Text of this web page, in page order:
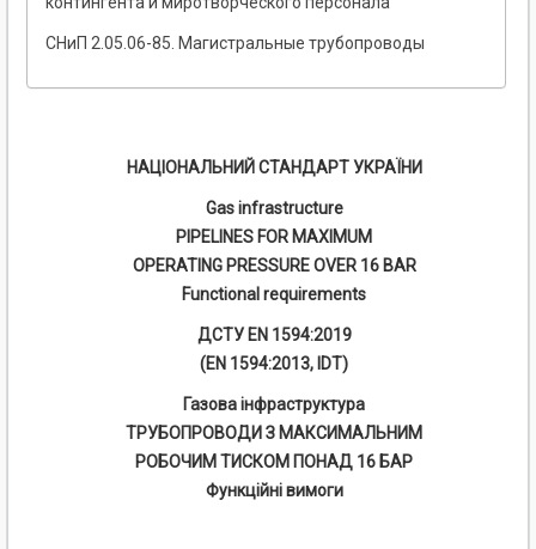
СНиП 2.05.06-85. Магистральные трубопроводы
НАЦІОНАЛЬНИЙ СТАНДАРТ УКРАЇНИ
Gas infrastructure
PIPELINES FOR MAXIMUM
OPERATING PRESSURE OVER 16 BAR
Functional requirements
ДСТУ EN 1594:2019
(EN 1594:2013, IDT)
Газова інфраструктура
ТРУБОПРОВОДИ З МАКСИМАЛЬНИМ
РОБОЧИМ ТИСКОМ ПОНАД 16 БАР
Функційні вимоги